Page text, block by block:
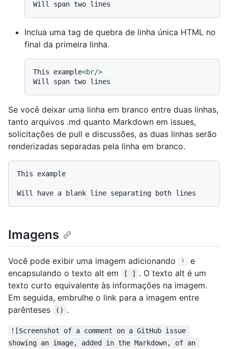
Inclua uma tag de quebra de linha única HTML no
final da primeira linha.
This example<br/>
Se você deixar uma linha em branco entre duas linhas,
tanto arquivos .md quanto Markdown em issues,
solicitações de pull e discussões, as duas linhas serão
renderizadas separadas pela linha em branco.
This example
Imagens
Você pode exibir uma imagem adicionando !
e
encapsulando o texto alt em
[ ]
. O texto alt é um
texto curto equivalente às informações na imagem.
Em seguida, embrulhe o link para a imagem entre
parênteses
() .
![Screenshot of a comment on a GitHub issue
showing an image, added in the Markdown, of an